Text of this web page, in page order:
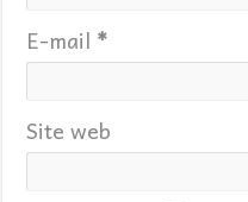
E-mail *
Site web